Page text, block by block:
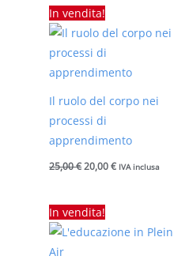
In vendita!
Il ruolo del corpo nei
processi di
apprendimento
25,00€
Il
prezzo
originale
era:
25,00 €.
20,00€
attuale
IVA inclusa
In vendita!
Il
prezzo
originaleattuale